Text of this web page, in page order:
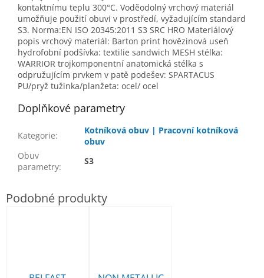
kontaktnímu teplu 300°C. Voděodolný vrchový materiál
umožňuje použití obuvi v prostředí, vyžadujícím standard
S3. Norma:EN ISO 20345:2011 S3 SRC HRO Materiálový
popis vrchový materiál: Barton print hovězinová useň
hydrofobní podšívka: textilie sandwich MESH stélka:
WARRIOR trojkomponentní anatomická stélka s
odpružujícím prvkem v patě podešev: SPARTACUS
PU/pryž tužinka/planžeta: ocel/ ocel
Doplňkové parametry
Kategorie:
Kotníková obuv | Pracovní kotníková
obuv
Obuv
parametry:
S3